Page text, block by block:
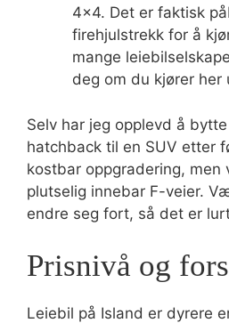
4×4. Det er faktisk
firehjulstrekk for å
mange
deg om du kjører her
Selv har jeg opplevd å
hatchback til en SUV etter
kostbar oppgradering, men
plutselig innebar F-veier.
endre seg fort, så det er
Prisnivå og
Leiebil på Island er dyrere